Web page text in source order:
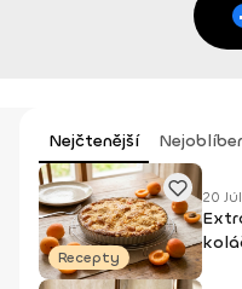
Nejčtenější
Recepty
20